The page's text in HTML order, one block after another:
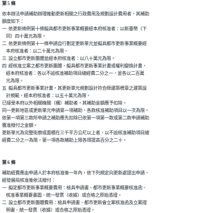
第 5 條
依本辦法申請補助辦理推動更新相關之行政費用及規劃設計費用者，其補助
額度如下：
一  依更新條例第十條擬具都市更新事業概要經本府核准者：以新臺幣（下
    同）四十萬元為限。
二  依更新條例第十一條申請自行劃定更新單元並擬具都市更新事業概要經
    本府核准者：以二十萬元為限。
三  設立都市更新團體並經本府核准者：以八十萬元為限。
四  經核准立案之都市更新團體，擬具都市更新事業計畫或權利變換計畫，
    經本府核准者：各以不逾核准補助項目總經費二分之一，並各以二百萬
    元為限。
五  擬具都市更新事業計畫，其更新單元規劃設計符合綠建築標章之建築設
    計規範，經本府核准者：以五十萬元為限。
已接受本府以外相關機關（構）補助者，其補助金額應予扣除。
同一更新地區或更新單元申請第一項補助，各款核准補助項目以一次為限。
依第一項第三款所申請之補助應先扣除已依第一項第一款或第二款申請補助
獲准撥付之金額。
更新單元為完整街廓或面積在三千平方公尺以上者，以不逾核准補助項目總
經費二分之一為限，第一項各款補助上限各得提高百分之二十。
第 6 條
補助經費應由申請人於本府核准後一年內，依下列規定向更新處提出申請，
經發展局核准後依法撥付：
一  擬定都市更新事業概要費用：檢具申請書、都市更新事業概要核准函、
    核准事業概要書圖、統一發票（收據）或合格之原始憑證。
二  設立都市更新團體費用：檢具申請書、都市更新會立案核准函及立案證
    明書、統一發票（收據）或合格之原始憑證。